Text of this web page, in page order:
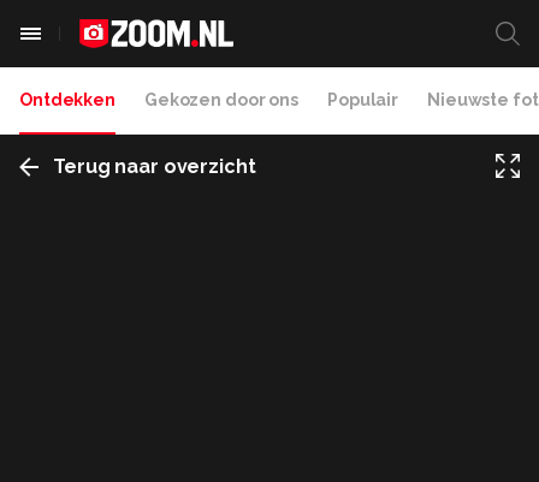
Ontdekken Gekozen door ons Populair Nieuwste
Terug naar overzicht